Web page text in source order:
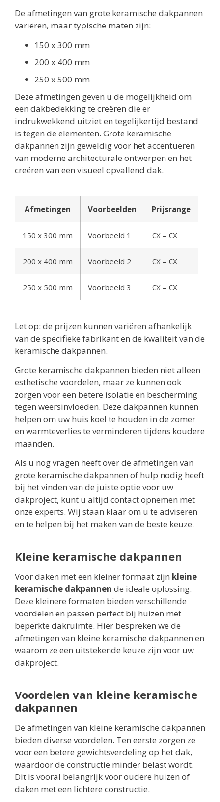
De afmetingen van grote keramische dakpannen
variëren, maar typische maten zijn:
150 x 300 mm
200 x 400 mm
250 x 500 mm
Deze afmetingen geven u de mogelijkheid om
een dakbedekking te creëren die er
indrukwekkend uitziet en tegelijkertijd bestand
is tegen de elementen. Grote keramische
dakpannen zijn geweldig voor het accentueren
van moderne architecturale ontwerpen en het
creëren van een visueel opvallend dak.
Afmetingen Voorbeelden Prijsrange
150 x 300 mm Voorbeeld 1 €X – €X
200 x 400 mm Voorbeeld 2 €X – €X
250 x 500 mm Voorbeeld 3 €X – €X
Let op: de prijzen kunnen variëren afhankelijk
van de specifieke fabrikant en de kwaliteit van de
keramische dakpannen.
Grote keramische dakpannen bieden niet alleen
esthetische voordelen, maar ze kunnen ook
zorgen voor een betere isolatie en bescherming
tegen weersinvloeden. Deze dakpannen kunnen
helpen om uw huis koel te houden in de zomer
en warmteverlies te verminderen tijdens koudere
maanden.
Als u nog vragen heeft over de afmetingen van
grote keramische dakpannen of hulp nodig heeft
bij het vinden van de juiste optie voor uw
dakproject, kunt u altijd contact opnemen met
onze experts. Wij staan klaar om u te adviseren
en te helpen bij het maken van de beste keuze.
Kleine keramische dakpannen
Voor daken met een kleiner formaat zijn kleine
keramische dakpannen de ideale oplossing.
Deze kleinere formaten bieden verschillende
voordelen en passen perfect bij huizen met
beperkte dakruimte. Hier bespreken we de
afmetingen van kleine keramische dakpannen en
waarom ze een uitstekende keuze zijn voor uw
dakproject.
Voordelen van kleine keramische
dakpannen
De afmetingen van kleine keramische dakpannen
bieden diverse voordelen. Ten eerste zorgen ze
voor een betere gewichtsverdeling op het dak,
waardoor de constructie minder belast wordt.
Dit is vooral belangrijk voor oudere huizen of
daken met een lichtere constructie.